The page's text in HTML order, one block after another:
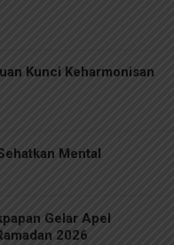
Kunci Keharmonisan
Mental
Gelar Apel
2026